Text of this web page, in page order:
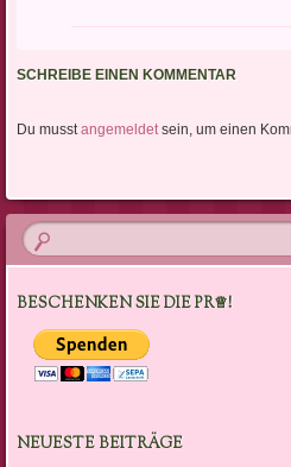
SCHREIBE EINEN KOMMENTAR
Du musstangemeldetsein, um einen
BESCHENKEN SIE DIE PR♕!
NEUESTE BEITRÄGE